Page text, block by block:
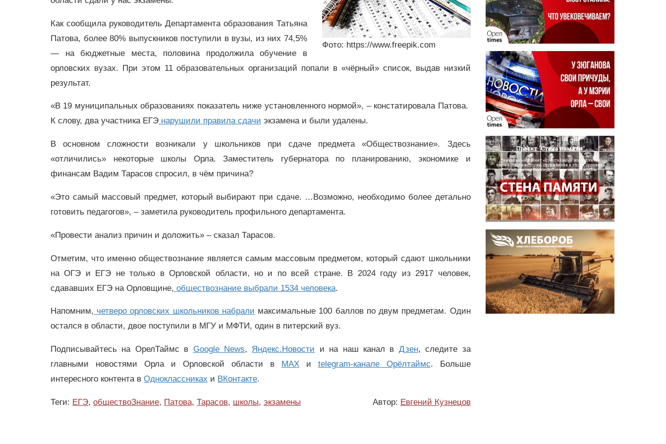
Фото: https://www.freepik.com
Как сообщила руководитель Департамента образования Татьяна
Патова, более 80% выпускников поступили в вузы, из них 74,5%
— на бюджетные места, половина продолжила обучение в
орловских вузах. При этом 11 образовательных организаций попали в «чёрный» список, выдав низкий
результат.
«В 19 муниципальных образованиях показатель ниже установленного нормой», – констатировала Патова.
К слову, два участника ЕГЭ нарушили правила сдачи экзамена и были удалены.
В основном сложности возникали у школьников при сдаче предмета «Обществознание». Здесь
«отличились» некоторые школы Орла. Заместитель губернатора по планированию, экономике и
финансам Вадим Тарасов спросил, в чём причина?
«Это самый массовый предмет, который выбирают при сдаче. …Возможно, необходимо более детально
готовить педагогов», – заметила руководитель профильного департамента.
«Провести анализ причин и доложить» – сказал Тарасов.
Отметим, что именно обществознание является самым массовым предметом, который сдают школьники
на ОГЭ и ЕГЭ не только в Орловской области, но и по всей стране. В 2024 году из 2917 человек,
сдававших ЕГЭ на Орловщине, обществознание выбрали 1534 человека.
Напомним, четверо орловских школьников набрали максимальные 100 баллов по двум предметам. Один
остался в области, двое поступили в МГУ и МФТИ, один в питерский вуз.
Подписывайтесь на ОрелТаймс в Google News, Яндекс.Новости и на наш канал в Дзен, следите за
главными новостями Орла и Орловской области в
MAXи telegram-канале Орёлтаймс. Больше
интересного контента в Одноклассниках и ВКонтакте.
Теги: ЕГЭ, обществоЗнание, Патова, Тарасов, школы, экзамены Автор: Евгений Кузнецов